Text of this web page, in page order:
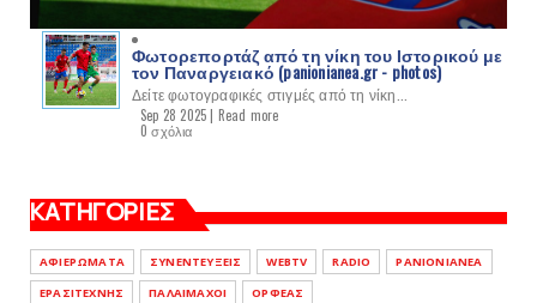
Φωτορεπορτάζ από τη νίκη του Ιστορικού με
τον Παναργειακό (panionianea.gr - photos)
Δείτε φωτογραφικές στιγμές από τη νίκη...
Sep 28 2025 | Read more
0 σχόλια
ΚΑΤΗΓΟΡΙΕΣ
ΑΦΙΕΡΩΜΑΤΑ ΣΥΝΕΝΤΕΥΞΕΙΣ WEBTV RADIO
PANIONIANEA
ΕΡΑΣΙΤΕΧΝΗΣ
ΠΑΛΑΙΜΑΧΟΙ ΟΡΦΕΑΣ